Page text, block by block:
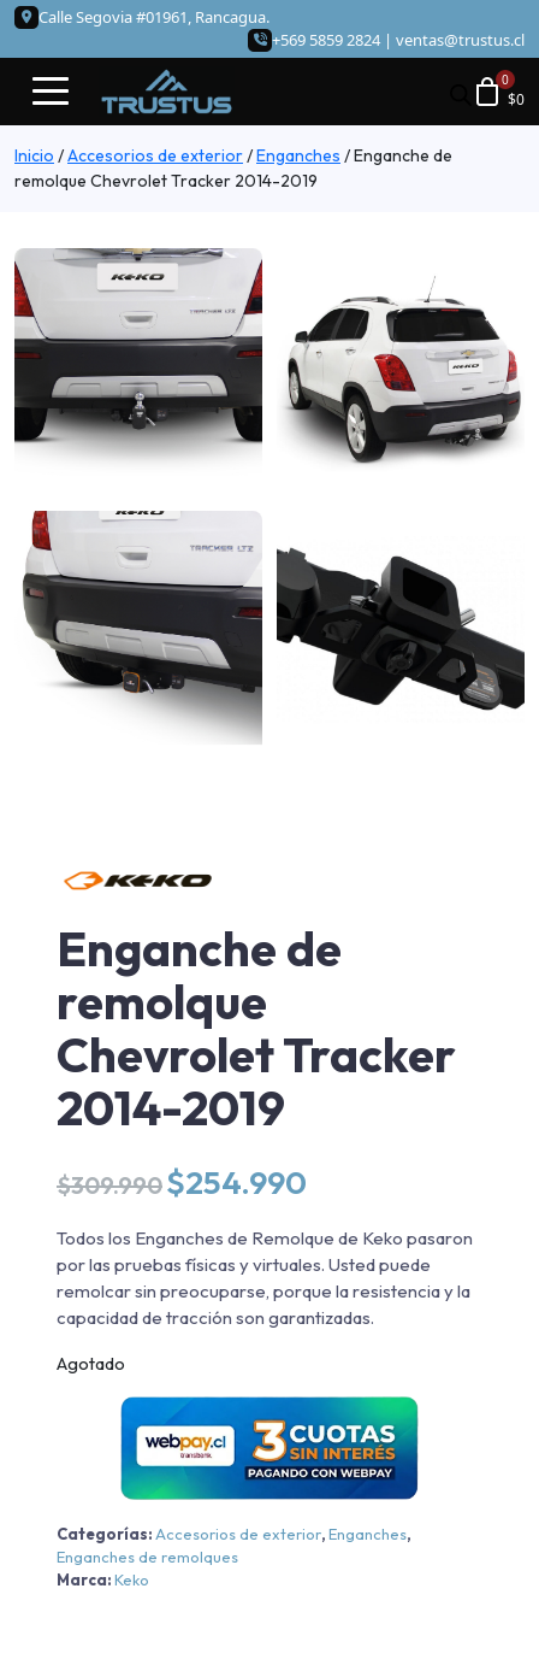
Calle Segovia #01961, Rancagua.
+569 5859 2824 | ventas@trustus.cl
$0
Inicio /Accesorios de exterior/Enganches /Enganche de
remolque Chevrolet Tracker 2014-2019
Enganche de
remolque
Chevrolet Tracker
2014-2019
$309.990 El
precio
original
era:
$309.990.
$254.990
actual
es:
$254.990.
Todos los Enganches de Remolque de Keko pasaron
por las pruebas físicas y virtuales. Usted puede
remolcar sin preocuparse, porque la resistencia y la
capacidad de tracción son garantizadas.
Agotado
Categorías:Accesorios de exterior,Enganches,
Enganches de remolques
Marca:Keko